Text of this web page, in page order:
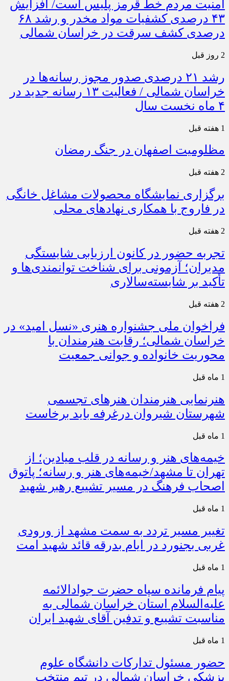
امنیت مردم خط قرمز پلیس است/ افزایش
۴۳ درصدی کشفیات مواد مخدر و رشد ۶۸
درصدی کشف سرقت در خراسان شمالی
2 روز قبل
رشد ۲۱ درصدی صدور مجوز رسانه‌ها در
خراسان شمالی / فعالیت ۱۳ رسانه جدید در
۴ ماه نخست سال
1 هفته قبل
مظلومیت اصفهان در جنگ رمضان
2 هفته قبل
برگزاری نمایشگاه محصولات مشاغل خانگی
در فاروج با همکاری نهادهای محلی
2 هفته قبل
تجربه حضور در کانون ارزیابی شایستگی
مدیران؛ آزمونی برای شناخت توانمندی‌ها و
تأکید بر شایسته‌سالاری
2 هفته قبل
فراخوان ملی جشنواره هنری «نسل امید» در
خراسان شمالی؛ رقابت هنرمندان با
محوریت خانواده و جوانی جمعیت
1 ماه قبل
هنرنمایی هنرمندان هنرهای تجسمی
شهرستان شیروان درغرفه باید برخاست
1 ماه قبل
خیمه‌های هنر و رسانه در قلب میادین؛ از
تهران تا مشهد/خیمه‌های هنر و رسانه؛ پاتوق
اصحاب فرهنگ در مسیر تشییع رهبر شهید
1 ماه قبل
تغییر مسیر تردد به سمت مشهد از ورودی
غربی بجنورد در ایام بدرقه قائد شهید امت
1 ماه قبل
پیام فرمانده سپاه حضرت جوادالائمه
علیه‌السلام استان خراسان شمالی به
مناسبت تشییع و تدفین آقای شهید ایران
1 ماه قبل
حضور مسئول تدارکات دانشگاه علوم
پزشکی خراسان شمالی در تیم منتخب